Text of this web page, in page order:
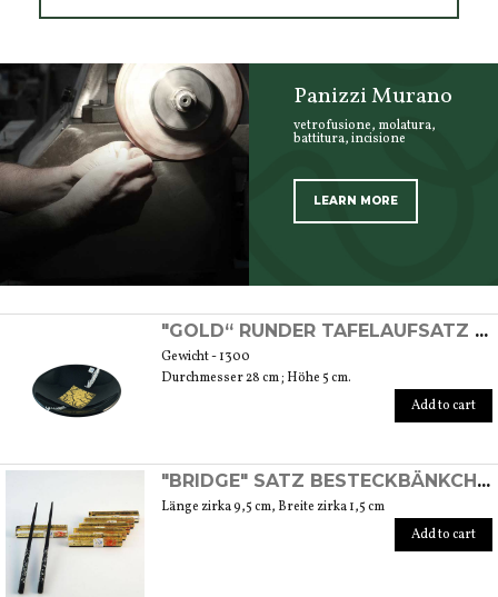
Panizzi Murano
vetrofusione, molatura,
battitura, incisione
LEARN MORE
"GOLD“ RUNDER TAFELAUFSATZ MIT GOLDFOLIE
Gewicht - 1300
Durchmesser 28 cm ; Höhe 5 cm.
Add to cart
"BRIDGE" SATZ BESTECKBÄNKCHEN
Länge zirka 9,5 cm, Breite zirka 1,5 cm
Add to cart